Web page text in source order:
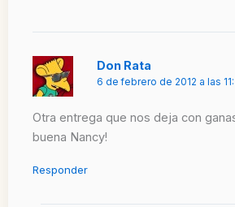
Don Rata
6 de febrero de 2012 a las
Otra entrega que nos deja con
buena Nancy!
Responder